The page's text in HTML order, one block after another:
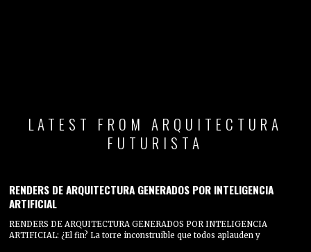
LATEST FROM ARQUITECTURA
FUTURISTA
RENDERS DE ARQUITECTURA GENERADOS POR INTELIGENCIA
ARTIFICIAL
RENDERS DE ARQUITECTURA GENERADOS POR INTELIGENCIA
ARTIFICIAL: ¿El fin? La torre inconstruible que todos aplauden y